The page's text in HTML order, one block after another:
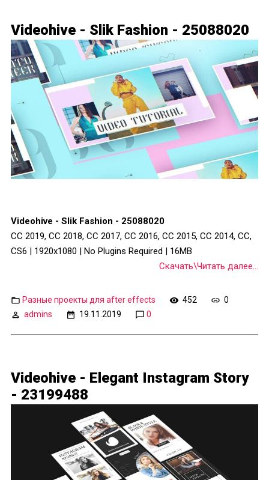
Videohive - Slik Fashion - 25088020
Videohive - Slik Fashion - 25088020
CC 2019, CC 2018, CC 2017, CC 2016, CC 2015, CC 2014, CC,
CS6 | 1920x1080 | No Plugins Required | 16MB
Скачать\Читать далее...
Разные проекты для after effects 452
0
admins
19.11.2019 0
Videohive - Elegant Instagram Story
- 23199488